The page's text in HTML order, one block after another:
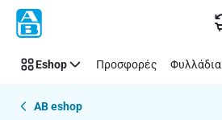
Παράλειψη
Eshop Προσφορές Φυλλάδια
AB eshop